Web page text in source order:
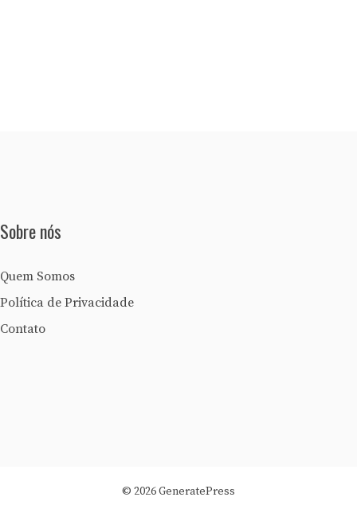
Sobre nós
Quem Somos
Política de Privacidade
Contato
© 2026 GeneratePress